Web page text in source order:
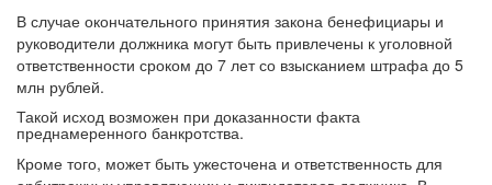
В случае окончательного принятия закона бенефициары и
руководители должника могут быть привлечены к уголовной
ответственности сроком до 7 лет со взысканием штрафа до 5
млн рублей.
Такой исход возможен при доказанности факта
преднамеренного банкротства.
Кроме того, может быть ужесточена и ответственность для